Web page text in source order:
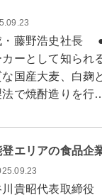
藤野浩史社長
ーとして知られ
国産大麦、白麹
で焼酎造りを行
登エリアの食品
貴昭代表取締